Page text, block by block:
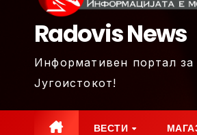
Radovis News
Информативен портал за
Југоистокот!
ВЕСТИ